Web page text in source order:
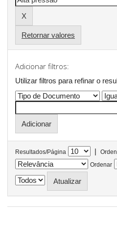
Retornar valores
Adicionar filtros:
Utilizar filtros para refinar o
Resultados/Página |
Ordenar